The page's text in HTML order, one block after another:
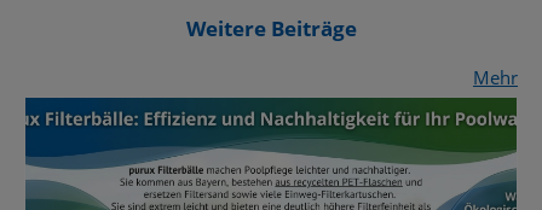
Weitere Beiträge
Mehr